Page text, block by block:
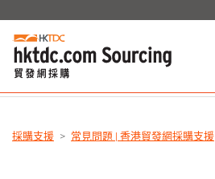
採購支援 常見問題 | 香港貿發網採購支援